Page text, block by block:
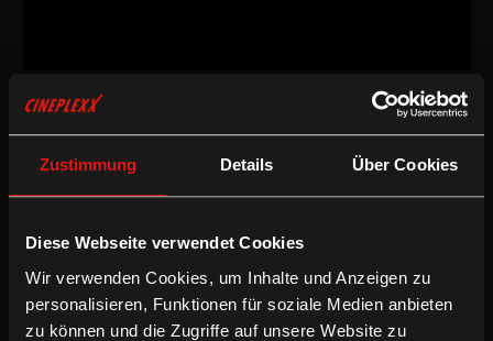
Zustimmung Details Über Cookies
Diese Webseite verwendet Cookies
Wir verwenden Cookies, um Inhalte und Anzeigen zu
personalisieren, Funktionen für soziale Medien anbieten
zu können und die Zugriffe auf unsere Website zu
Drama/2007
Regie:Peter Payer
Horvàth
Schnitt:Cordula Werner
Besetzung:Frank Giering, Lavinia Wilson, Corinna Harfouch,
Alfred Dorfer, Robert Stadlober, Thierry van Werveke